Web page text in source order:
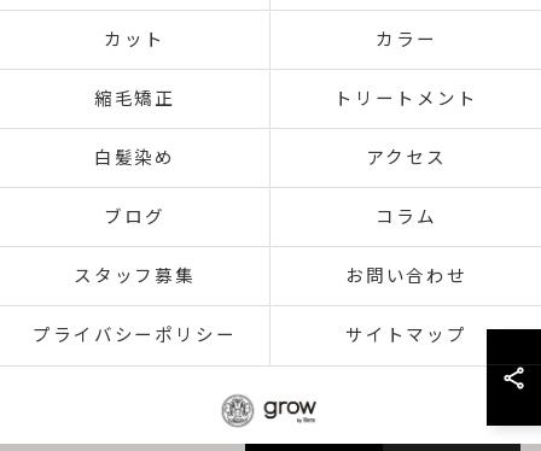
カット カラー
縮毛矯正 トリートメント
白髪染め アクセス
ブログ コラム
スタッフ募集 お問い合わせ
プライバシーポリシー サイトマップ